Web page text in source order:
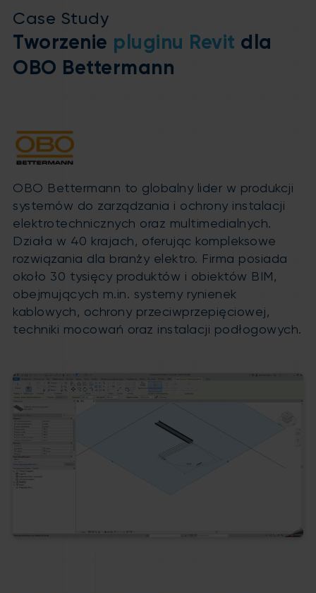
Case Study
Tworzenie pluginu Revit dla
OBO Bettermann
OBO Bettermann to globalny lider w produkcji
systemów do zarządzania i ochrony instalacji
elektrotechnicznych oraz multimedialnych.
Działa w 40 krajach, oferując kompleksowe
rozwiązania dla branży elektro. Firma posiada
około 30 tysięcy produktów i obiektów BIM,
obejmujących m.in. systemy rynienek
kablowych, ochrony przeciwprzepięciowej,
techniki mocowań oraz instalacji podłogowych.